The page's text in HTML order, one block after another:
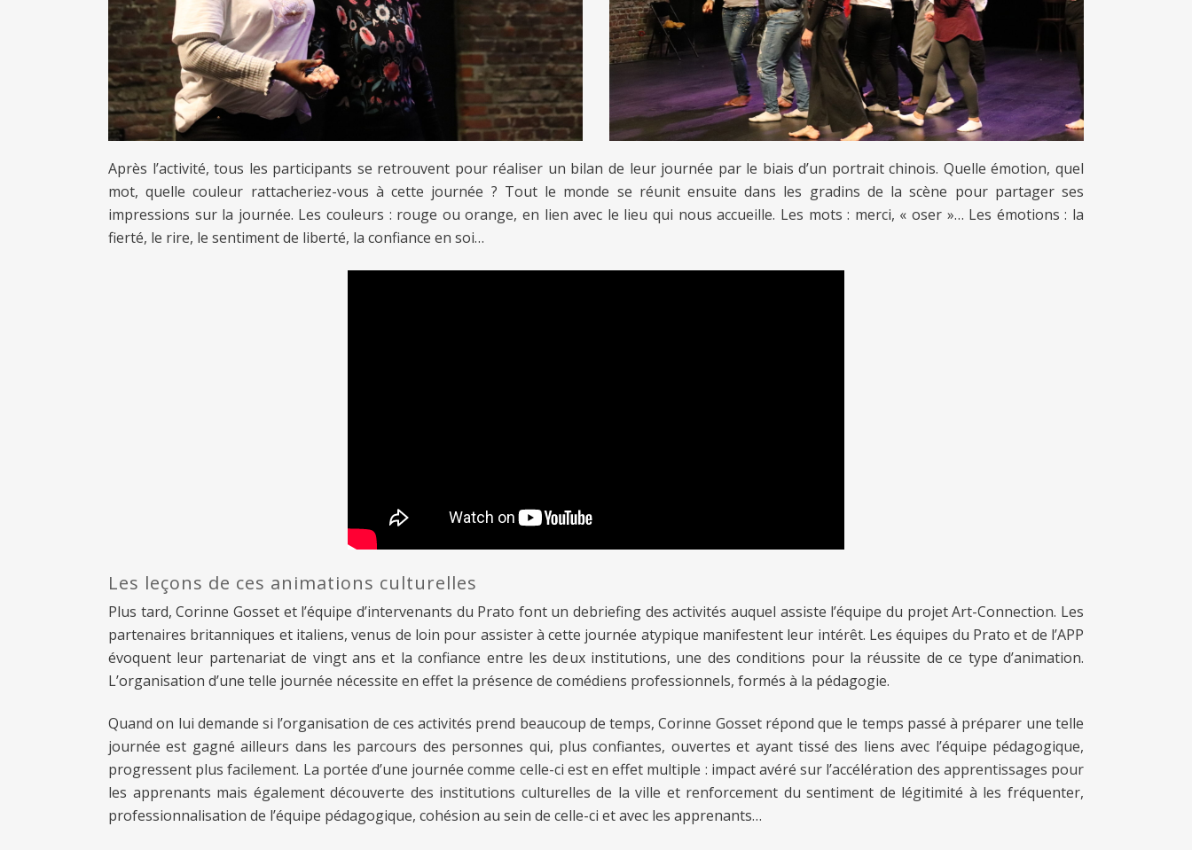
Après l’activité, tous les participants se retrouvent pour réaliser un bilan de leur journée par le biais d’un portrait chinois. Quelle émotion, quel
mot, quelle couleur rattacheriez-vous à cette journée ? Tout le monde se réunit ensuite dans les gradins de la scène pour partager ses
impressions sur la journée. Les couleurs : rouge ou orange, en lien avec le lieu qui nous accueille. Les mots : merci, « oser »… Les émotions : la
fierté, le rire, le sentiment de liberté, la confiance en soi…
Les leçons de ces animations culturelles
Plus tard, Corinne Gosset et l’équipe d’intervenants du Prato font un debriefing des activités auquel assiste l’équipe du projet Art-Connection. Les
partenaires britanniques et italiens, venus de loin pour assister à cette journée atypique manifestent leur intérêt. Les équipes du Prato et de l’APP
évoquent leur partenariat de vingt ans et la confiance entre les deux institutions, une des conditions pour la réussite de ce type d’animation.
L’organisation d’une telle journée nécessite en effet la présence de comédiens professionnels, formés à la pédagogie.
Quand on lui demande si l’organisation de ces activités prend beaucoup de temps, Corinne Gosset répond que le temps passé à préparer une telle
journée est gagné ailleurs dans les parcours des personnes qui, plus confiantes, ouvertes et ayant tissé des liens avec l’équipe pédagogique,
progressent plus facilement. La portée d’une journée comme celle-ci est en effet multiple : impact avéré sur l’accélération des apprentissages pour
les apprenants mais également découverte des institutions culturelles de la ville et renforcement du sentiment de légitimité à les fréquenter,
professionnalisation de l’équipe pédagogique, cohésion au sein de celle-ci et avec les apprenants…